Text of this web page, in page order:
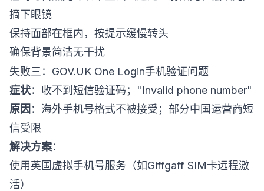
摘下眼镜
保持面部在框内，按提示缓慢转头
确保背景简洁无干扰
失败三：GOV.UK One Login手机验证问题
症状：收不到短信验证码；"Invalid phone number"
原因 ：海外手机号格式不被接受；部分中国运营商短
信受限
解决方案：
使用英国虚拟手机号服务（如Giffgaff SIM卡远程激
活）